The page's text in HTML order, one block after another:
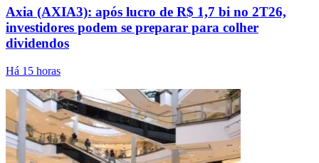
Axia (AXIA3): após lucro de R$ 1,7 bi no 2T26,
investidores podem se preparar para colher
dividendos
Há 15 horas